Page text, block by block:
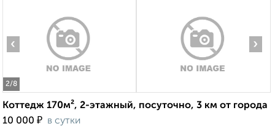
2/8
‹ ›
Коттедж 170м², 2-этажный, посуточно, 3 км от города
10 000 ₽ в сутки